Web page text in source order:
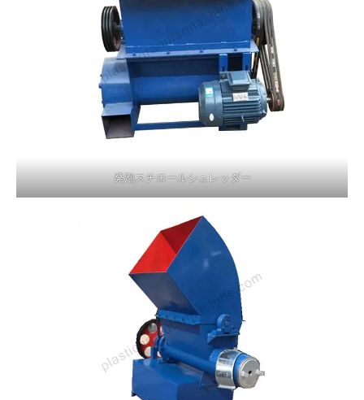
発泡スチロールシュレッダー